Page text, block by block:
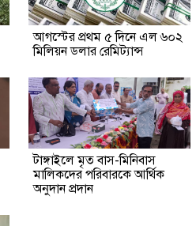
আগস্টের প্রথম ৫ দিনে এল ৬০২
মিলিয়ন ডলার রেমিট্যান্স
টাঙ্গাইলে মৃত বাস-মিনিবাস
মালিকদের পরিবারকে আর্থিক
অনুদান প্রদান